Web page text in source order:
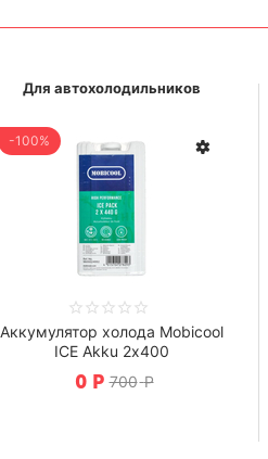
Для автохолодильников
-100%
Аккумулятор холода Mobicool
ICE Akku 2х400
0 Р 700 Р